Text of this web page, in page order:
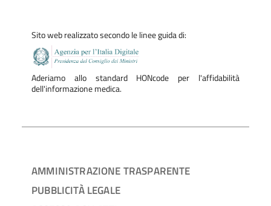
Sito web realizzato secondo le linee guida di:
Aderiamo allo standard HONcode per l'affidabilità
dell'informazione medica.
AMMINISTRAZIONE TRASPARENTE
PUBBLICITÀ LEGALE